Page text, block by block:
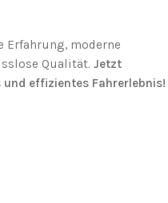
Erfahrung, moderne
Qualität. Jetzt
effizientes Fahrerlebnis!